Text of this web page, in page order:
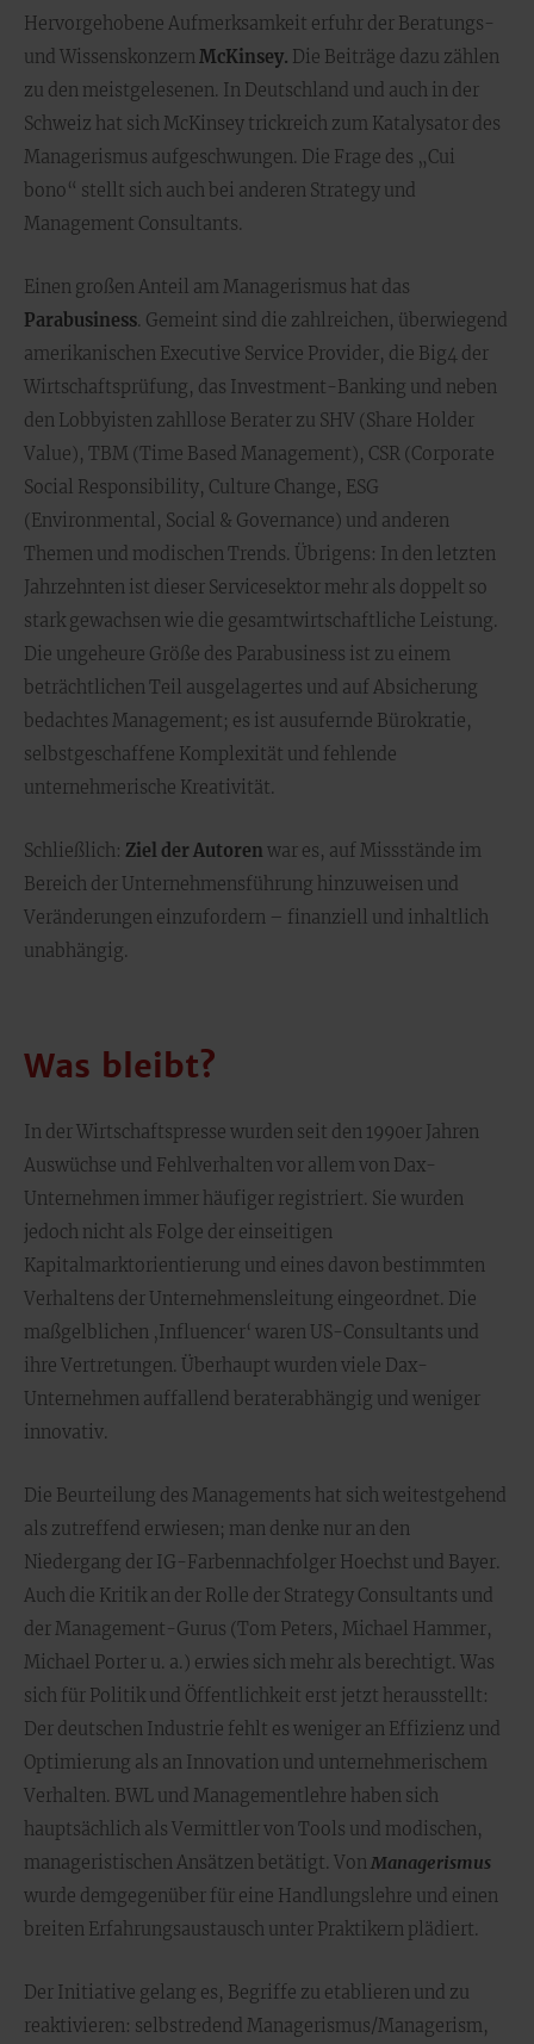
Hervorgehobene Aufmerksamkeit erfuhr der Beratungs-
und WissenskonzernMcKinsey. Die Beiträge dazu zählen
zu den meistgelesenen. In Deutschland und auch in der
Schweiz hat sich McKinsey trickreich zum Katalysator des
Managerismus aufgeschwungen. Die Frage des „Cui
bono“ stellt sich auch bei anderen Strategy und
Management Consultants.
Einen großen Anteil am Managerismus hat das
Parabusiness. Gemeint sind die zahlreichen, überwiegend
amerikanischen Executive Service Provider, die Big4 der
Wirtschaftsprüfung, das Investment-Banking und neben
den Lobbyisten zahllose Berater zu SHV (Share Holder
Value), TBM (Time Based Management), CSR (Corporate
Social Responsibility, Culture Change, ESG
(Environmental, Social & Governance) und anderen
Themen und modischen Trends. Übrigens: In den letzten
Jahrzehnten ist dieser Servicesektor mehr als doppelt so
stark gewachsen wie die gesamtwirtschaftliche Leistung.
Die ungeheure Größe des Parabusiness ist zu einem
beträchtlichen Teil ausgelagertes und auf Absicherung
bedachtes Management; es ist ausufernde Bürokratie,
selbstgeschaffene Komplexität und fehlende
unternehmerische Kreativität.
Schließlich: Ziel der Autoren war es, auf Missstände im
Bereich der Unternehmensführung hinzuweisen und
Veränderungen einzufordern – finanziell und inhaltlich
unabhängig.
Was bleibt?
In der Wirtschaftspresse wurden seit den 1990er Jahren
Auswüchse und Fehlverhalten vor allem von Dax-
Unternehmen immer häufiger registriert. Sie wurden
jedoch nicht als Folge der einseitigen
Kapitalmarktorientierung und eines davon bestimmten
Verhaltens der Unternehmensleitung eingeordnet. Die
maßgelblichen ‚Influencer‘ waren US-Consultants und
ihre Vertretungen. Überhaupt wurden viele Dax-
Unternehmen auffallend beraterabhängig und weniger
innovativ.
Die Beurteilung des Managements hat sich weitestgehend
als zutreffend erwiesen; man denke nur an den
Niedergang der IG-Farbennachfolger Hoechst und Bayer.
Auch die Kritik an der Rolle der Strategy Consultants und
der Management-Gurus (Tom Peters, Michael Hammer,
Michael Porter u. a.) erwies sich mehr als berechtigt. Was
sich für Politik und Öffentlichkeit erst jetzt herausstellt:
Der deutschen Industrie fehlt es weniger an Effizienz und
Optimierung als an Innovation und unternehmerischem
Verhalten. BWL und Managementlehre haben sich
hauptsächlich als Vermittler von Tools und modischen,
manageristischen Ansätzen betätigt. VonManagerismus
wurde demgegenüber für eine Handlungslehre und einen
breiten Erfahrungsaustausch unter Praktikern plädiert.
Der Initiative gelang es, Begriffe zu etablieren und zu
reaktivieren: selbstredend Managerismus/Managerism,